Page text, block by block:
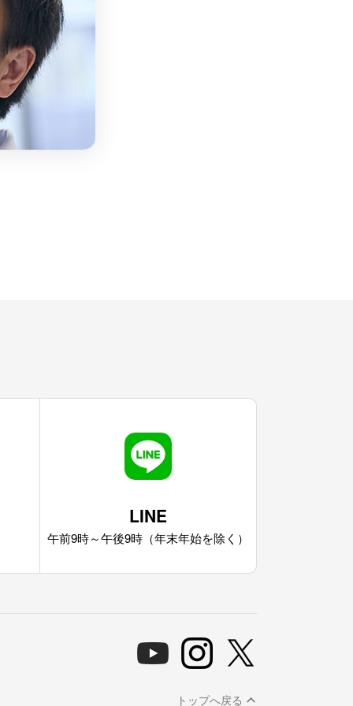
LINE
午前9時～午後9時（年末年始を除く）
トップへ戻る